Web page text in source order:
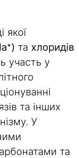
якої
та хлоридів
участь у
та інших
У
та